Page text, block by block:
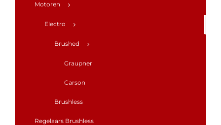
Motoren
Electro
Brushed
Graupner
Carson
Brushless
Regelaars Brushless